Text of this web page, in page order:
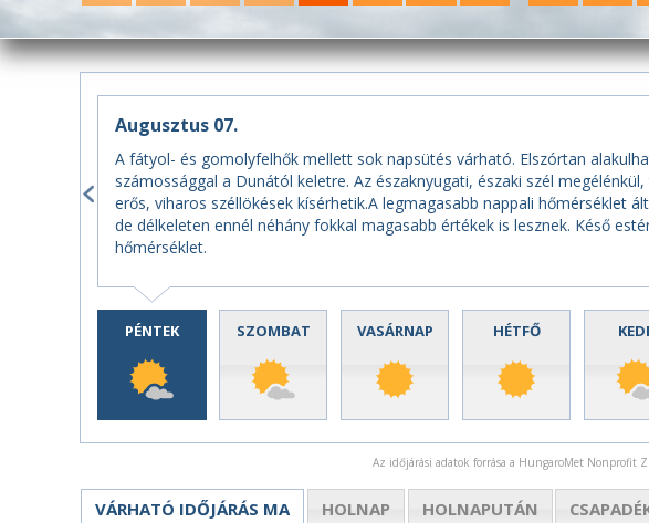
Augusztus 07.
A fátyol- és gomolyfelhők mellett sok napsütés várható. Elszórtan
számossággal a Dunától keletre. Az északnyugati, északi szél
erős, viharos széllökések kísérhetik.A legmagasabb nappali hőmérséklet
de délkeleten ennél néhány fokkal magasabb értékek is lesznek. Késő
hőmérséklet.
PÉNTEK SZOMBAT VASÁRNAP HÉTFŐ
Az időjárási adatok forrása a HungaroMet Nonprofit
VÁRHATÓ IDŐJÁRÁS MA HOLNAP HOLNAPUTÁN